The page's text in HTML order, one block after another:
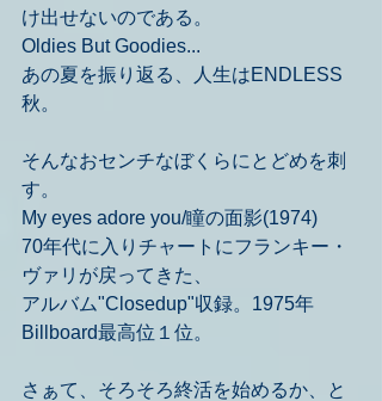
け出せないのである。
Oldies But Goodies...
あの夏を振り返る、人生はENDLESS
秋。
そんなおセンチなぼくらにとどめを刺
す。
My eyes adore you/瞳の面影(1974)
70年代に入りチャートにフランキー・
ヴァリが戻ってきた、
アルバム"Closedup"収録。1975年
Billboard最高位１位。
さぁて、そろそろ終活を始めるか、と